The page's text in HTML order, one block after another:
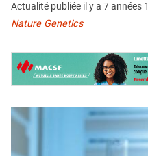
Actualité publiée il y a 7 années
Nature Genetics